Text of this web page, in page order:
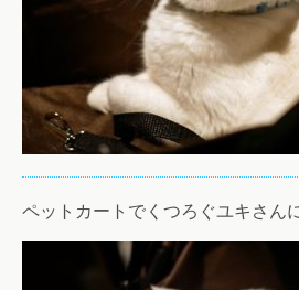
ペットカートでくつろぐユキさん